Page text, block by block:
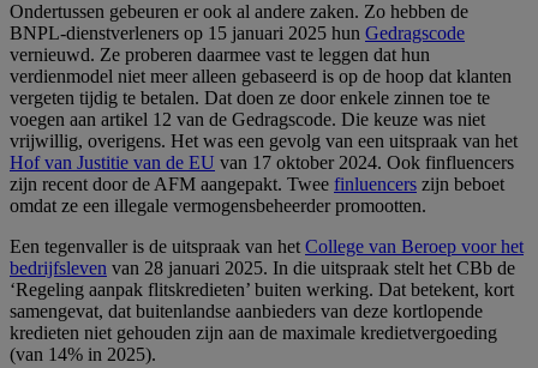
Ondertussen gebeuren er ook al andere zaken. Zo hebben de
BNPL-dienstverleners op 15 januari 2025 hun Gedragscode
vernieuwd. Ze proberen daarmee vast te leggen dat hun
verdienmodel niet meer alleen gebaseerd is op de hoop dat klanten
vergeten tijdig te betalen. Dat doen ze door enkele zinnen toe te
voegen aan artikel 12 van de Gedragscode. Die keuze was niet
vrijwillig, overigens. Het was een gevolg van een uitspraak van het
Hof van Justitie van de EU van 17 oktober 2024. Ook finfluencers
zijn recent door de AFM aangepakt. Twee finluencers zijn beboet
omdat ze een illegale vermogensbeheerder promootten.
Een tegenvaller is de uitspraak van het College van Beroep voor het
bedrijfsleven van 28 januari 2025. In die uitspraak stelt het CBb de
‘Regeling aanpak flitskredieten’ buiten werking. Dat betekent, kort
samengevat, dat buitenlandse aanbieders van deze kortlopende
kredieten niet gehouden zijn aan de maximale kredietvergoeding
(van 14% in 2025).